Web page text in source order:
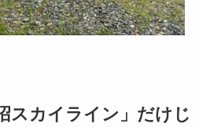
スカイライン」だけじ